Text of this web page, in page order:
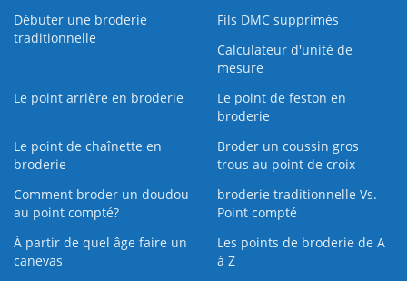
Débuter une broderie
traditionnelle
Fils DMC supprimés
Calculateur d'unité de
mesure
Le point arrière en broderie
Le point de feston en
broderie
Le point de chaînette en
broderie
Broder un coussin gros
trous au point de croix
Comment broder un doudou
au point compté?
broderie traditionnelle Vs.
Point compté
À partir de quel âge faire un
canevas
Les points de broderie de A
à Z